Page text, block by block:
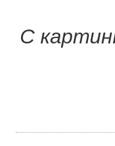
С